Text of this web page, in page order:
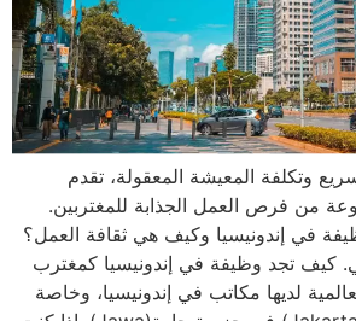
وتكلفة المعيشة المعقولة، تقدم
من فرص العمل الجذابة للمغتربين.
في إندونيسيا وكيف هي ثقافة العمل؟
كيف تجد وظيفة في إندونيسيا كمغترب
لديها مكاتب في إندونيسيا، وخاصة